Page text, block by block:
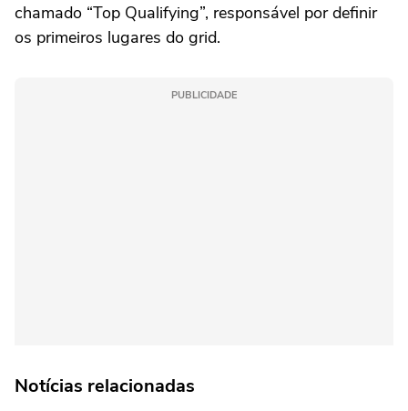
chamado “Top Qualifying”, responsável por definir
os primeiros lugares do grid.
PUBLICIDADE
Notícias relacionadas